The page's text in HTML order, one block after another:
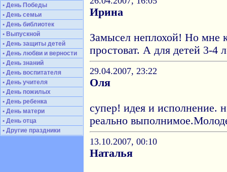
• День Победы
• День семьи
• День библиотек
• Выпускной
• День защиты детей
• День любви и верности
• День знаний
• День воспитателя
• День учителя
• День пожилых
• День ребенка
• День матери
• День отца
• Другие праздники
Ирина
Замысел неплохой! Но мне
простоват. А для детей 3-4
29.04.2007, 23:22
Оля
супер! идея и исполнение.
реально
13.10.2007, 00:10
Наталья